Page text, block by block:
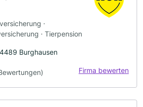
·
· Tierpension
Burghausen
Firma bewerten